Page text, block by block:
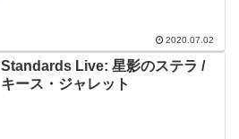
2020.07.02
Standards Live: 星影のステラ /
キース・ジャレット